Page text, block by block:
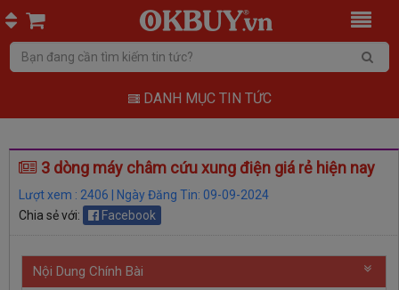
DANH MỤC TIN TỨC
3 dòng máy châm cứu xung điện giá rẻ hiện nay
Lượt xem : 2406 | Ngày Đăng Tin: 09-09-2024
Chia sẻ với:
Facebook
Nội Dung Chính Bài